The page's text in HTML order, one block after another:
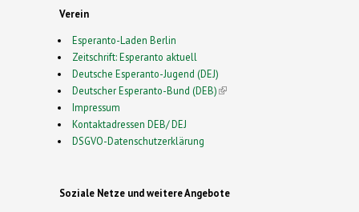
Verein
Esperanto-Laden Berlin
Zeitschrift: Esperanto aktuell
Deutsche Esperanto-Jugend (DEJ)
Deutscher Esperanto-Bund (DEB)(link is external)
Impressum
Kontaktadressen DEB/ DEJ
DSGVO-Datenschutzerklärung
Soziale Netze und weitere Angebote